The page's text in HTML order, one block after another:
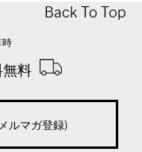
Back To Top
時
料
ルマガ登録)